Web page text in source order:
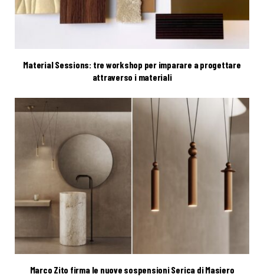
Material Sessions: tre workshop per imparare a progettare
attraverso i materiali
Marco Zito firma le nuove sospensioni Serica di Masiero